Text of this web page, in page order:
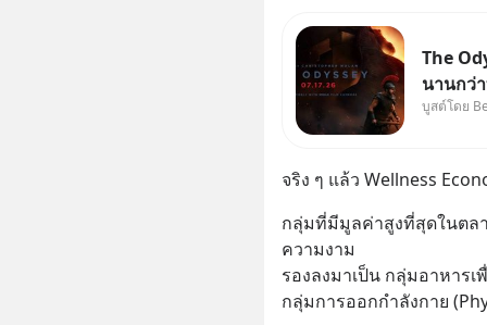
The
นานกว่
บ้านจริง
บูสต์โดย
จริง ๆ แล้ว Wellness
กลุ่มที่มีมูลค่าสูงที่สุดในตล
ความงาม
รองลงมาเป็น กลุ่มอาหาร
กลุ่มการออกกำลังกาย